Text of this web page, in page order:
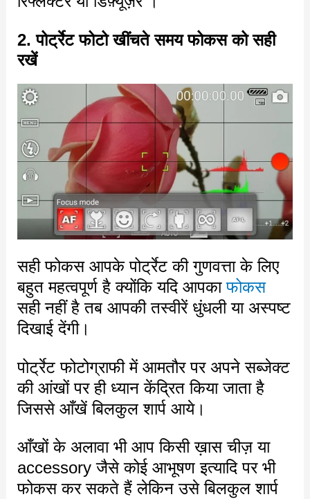
2. पोर्ट्रेट फोटो खींचते समयफोकस को सही
रखें
सही फोकस आपके पोर्ट्रेट की गुणवत्ता के लिए
बहुत महत्वपूर्ण है क्योंकि यदि आपकाफोकस
सही नहीं है तब आपकी तस्वीरें धुंधली या अस्पष्ट
दिखाई देंगी।
पोर्ट्रेट फोटोग्राफी में आमतौर पर अपने सब्जेक्ट
की आंखों पर ही ध्यान केंद्रित किया जाता है
जिससे आँखें बिलकुल शार्प आये।
आँखों के अलावा भी आप किसी ख़ास चीज़ या
accessory जैसे कोई आभूषण इत्यादि पर भी
फोकस कर सकते हैं लेकिन उसे बिलकुल शार्प